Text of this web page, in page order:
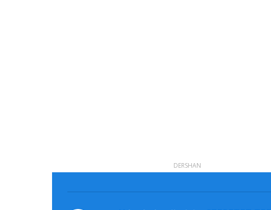
DERSHAN